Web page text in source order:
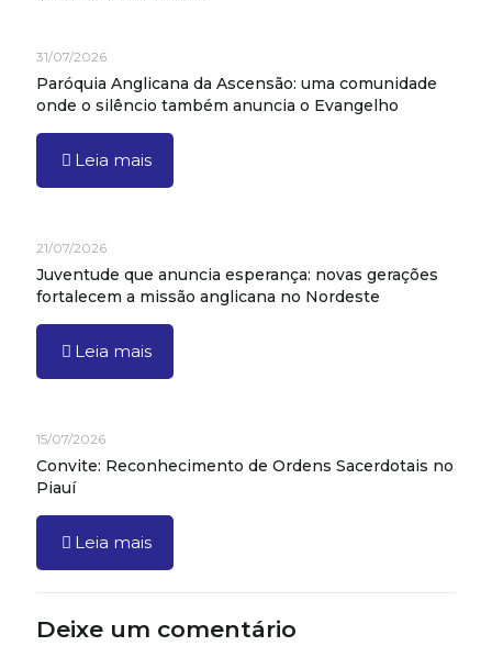
31/07/2026
Paróquia Anglicana da Ascensão: uma comunidade
onde o silêncio também anuncia o Evangelho
Leia mais
21/07/2026
Juventude que anuncia esperança: novas gerações
fortalecem a missão anglicana no Nordeste
Leia mais
15/07/2026
Convite: Reconhecimento de Ordens Sacerdotais no
Piauí
Leia mais
Deixe um comentário